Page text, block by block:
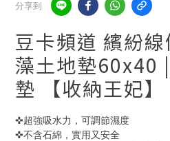
分享到
豆卡頻道 繽紛
藻土地墊60x40
墊 【收納王妃】
✜超強吸水力，可調節濕度
✜不含石綿，實用又安全